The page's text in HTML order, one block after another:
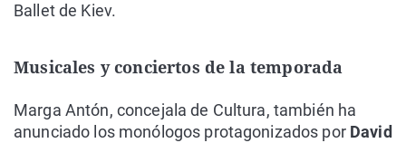
Ballet de Kiev.
Musicales y conciertos de la temporada
Marga Antón, concejala de Cultura, también ha
anunciado los monólogos protagonizados por David